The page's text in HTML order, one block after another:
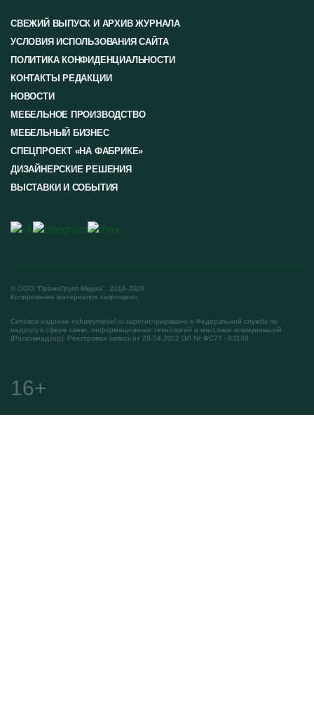
© ООО "ПромоГрупп Медиа", 2016-2026
Копирование материалов запрещено.
СВЕЖИЙ ВЫПУСК И АРХИВ ЖУРНАЛА
УСЛОВИЯ ИСПОЛЬЗОВАНИЯ САЙТА
ПОЛИТИКА КОНФИДЕНЦИАЛЬНОСТИ
КОНТАКТЫ РЕДАКЦИИ
НОВОСТИ
МЕБЕЛЬНОЕ ПРОИЗВОДСТВО
МЕБЕЛЬНЫЙ БИЗНЕС
СПЕЦПРОЕКТ «НА ФАБРИКЕ»
ДИЗАЙНЕРСКИЕ РЕШЕНИЯ
ВЫСТАВКИ И СОБЫТИЯ
Сетевое издание industrymebel.ru зарегистрировано в Федеральной службе по
надзору в сфере связи, информационных технологий и массовых коммуникаций
(Роскомнадзор). Реестровая запись от 26.04.2022 ЭЛ № ФС77 - 83136.
16+